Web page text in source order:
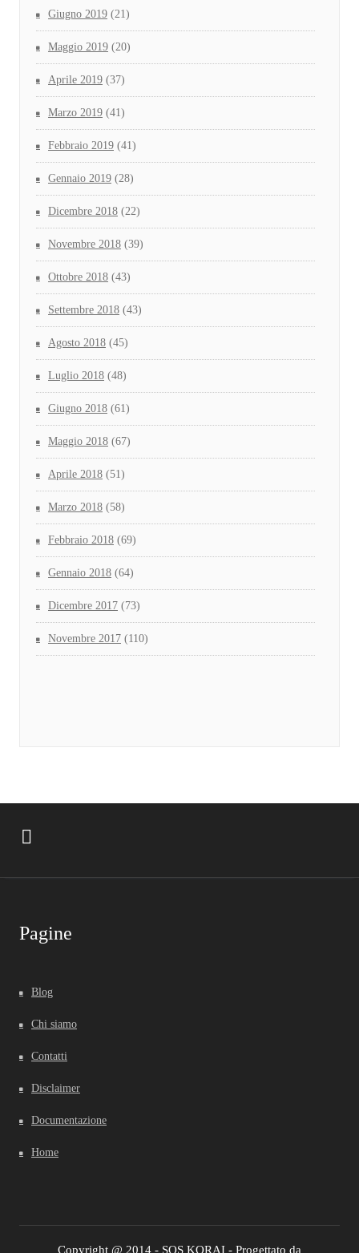
Giugno 2019 (21)
Maggio 2019 (20)
Aprile 2019 (37)
Marzo 2019 (41)
Febbraio 2019 (41)
Gennaio 2019 (28)
Dicembre 2018 (22)
Novembre 2018 (39)
Ottobre 2018 (43)
Settembre 2018 (43)
Agosto 2018 (45)
Luglio 2018 (48)
Giugno 2018 (61)
Maggio 2018 (67)
Aprile 2018 (51)
Marzo 2018 (58)
Febbraio 2018 (69)
Gennaio 2018 (64)
Dicembre 2017 (73)
Novembre 2017 (110)
Pagine
Blog
Chi siamo
Contatti
Disclaimer
Documentazione
Home
Copyright @ 2014 - SOS KORAI - Progettato da